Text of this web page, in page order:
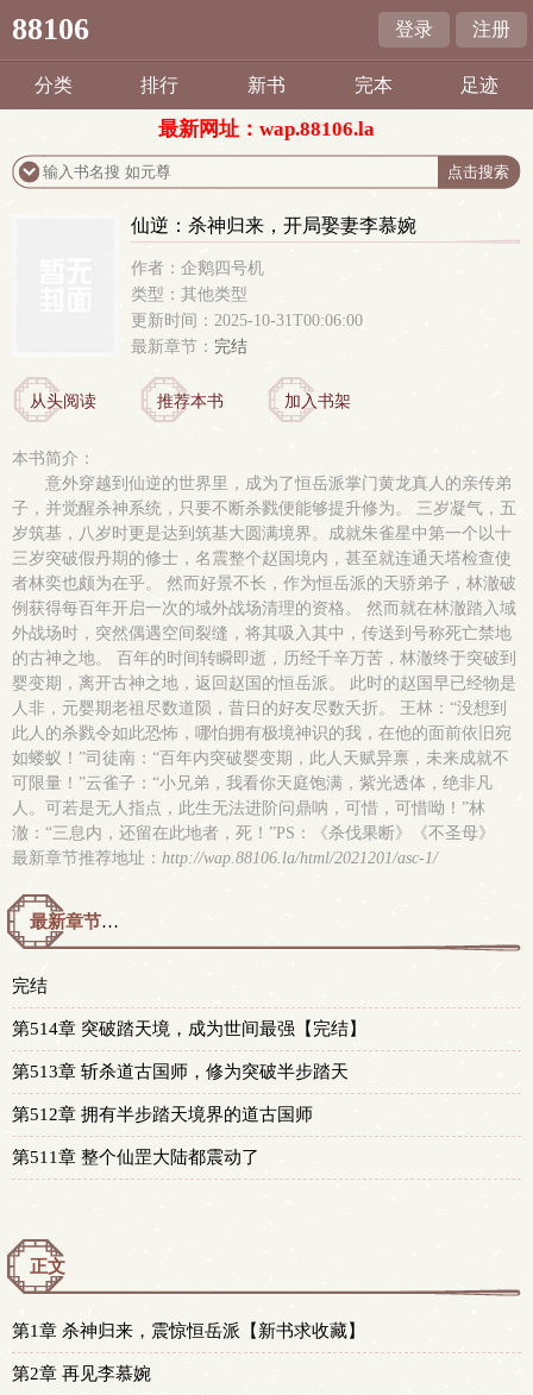
88106 登录 注册
分类 排行 新书 完本 足迹
最新网址：wap.88106.la
仙逆：杀神归来，开局娶妻李慕婉
作者：企鹅四号机
类型：其他类型
更新时间：2025-10-31T00:06:00
最新章节： 完结
从头阅读 推荐本书 加入书架
本书简介：
意外穿越到仙逆的世界里，成为了恒岳派掌门黄龙真人的亲传弟
子，并觉醒杀神系统，只要不断杀戮便能够提升修为。 三岁凝气，五
岁筑基，八岁时更是达到筑基大圆满境界。成就朱雀星中第一个以十
三岁突破假丹期的修士，名震整个赵国境内，甚至就连通天塔检查使
者林奕也颇为在乎。 然而好景不长，作为恒岳派的天骄弟子，林澈破
例获得每百年开启一次的域外战场清理的资格。 然而就在林澈踏入域
外战场时，突然偶遇空间裂缝，将其吸入其中，传送到号称死亡禁地
的古神之地。 百年的时间转瞬即逝，历经千辛万苦，林澈终于突破到
婴变期，离开古神之地，返回赵国的恒岳派。 此时的赵国早已经物是
人非，元婴期老祖尽数道陨，昔日的好友尽数夭折。 王林：“没想到
此人的杀戮令如此恐怖，哪怕拥有极境神识的我，在他的面前依旧宛
如蝼蚁！”司徒南：“百年内突破婴变期，此人天赋异禀，未来成就不
可限量！”云雀子：“小兄弟，我看你天庭饱满，紫光透体，绝非凡
人。可若是无人指点，此生无法进阶问鼎呐，可惜，可惜呦！”林
澈：“三息内，还留在此地者，死！”PS：《杀伐果断》《不圣母》
最新章节推荐地址： http://wap.88106.la/html/2021201/asc-1/
最新章节预览 更新时间：2025-10-31T00:06:00
完结
第514章 突破踏天境，成为世间最强【完结】
第513章 斩杀道古国师，修为突破半步踏天
第512章 拥有半步踏天境界的道古国师
第511章 整个仙罡大陆都震动了
正文
第1章 杀神归来，震惊恒岳派【新书求收藏】
第2章 再见李慕婉